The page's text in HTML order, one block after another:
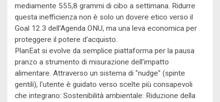
mediamente 555,8 grammi di cibo a settimana. Ridurre
questa inefficienza non è solo un dovere etico verso il
Goal 12.3 dell'Agenda ONU, ma una leva economica per
proteggere il potere d'acquisto.
PlanEat si evolve da semplice piattaforma per la pausa
pranzo a strumento di misurazione dell'impatto
alimentare. Attraverso un sistema di "nudge" (spinte
gentili), l'utente è guidato verso scelte più consapevoli
che integrano: Sostenibilità ambientale: Riduzione della